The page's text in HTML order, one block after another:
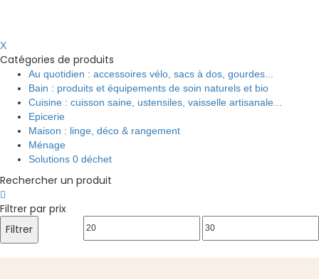
X
Catégories de produits
Au quotidien : accessoires vélo, sacs à dos, gourdes...
Bain : produits et équipements de soin naturels et bio
Cuisine : cuisson saine, ustensiles, vaisselle artisanale...
Epicerie
Maison : linge, déco & rangement
Ménage
Solutions 0 déchet
Rechercher un produit
Filtrer par prix
Prix Prix
Filtrer